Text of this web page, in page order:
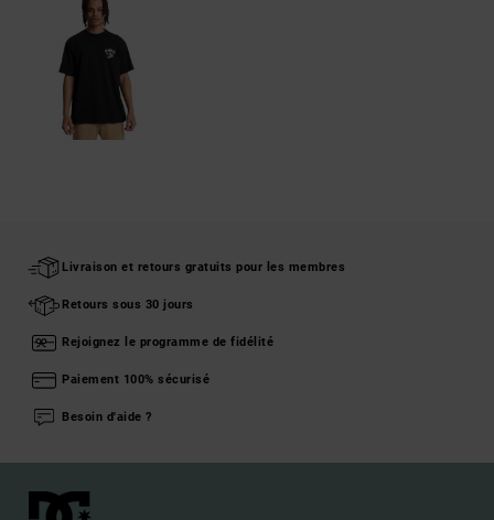
Livraison et retours gratuits pour les membres
Retours sous 30 jours
Rejoignez le programme de fidélité
Paiement 100% sécurisé
Besoin d'aide ?